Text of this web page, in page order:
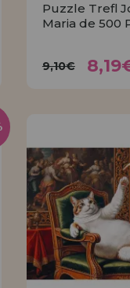
Puzzle Trefl
Maria de 500
9,10€